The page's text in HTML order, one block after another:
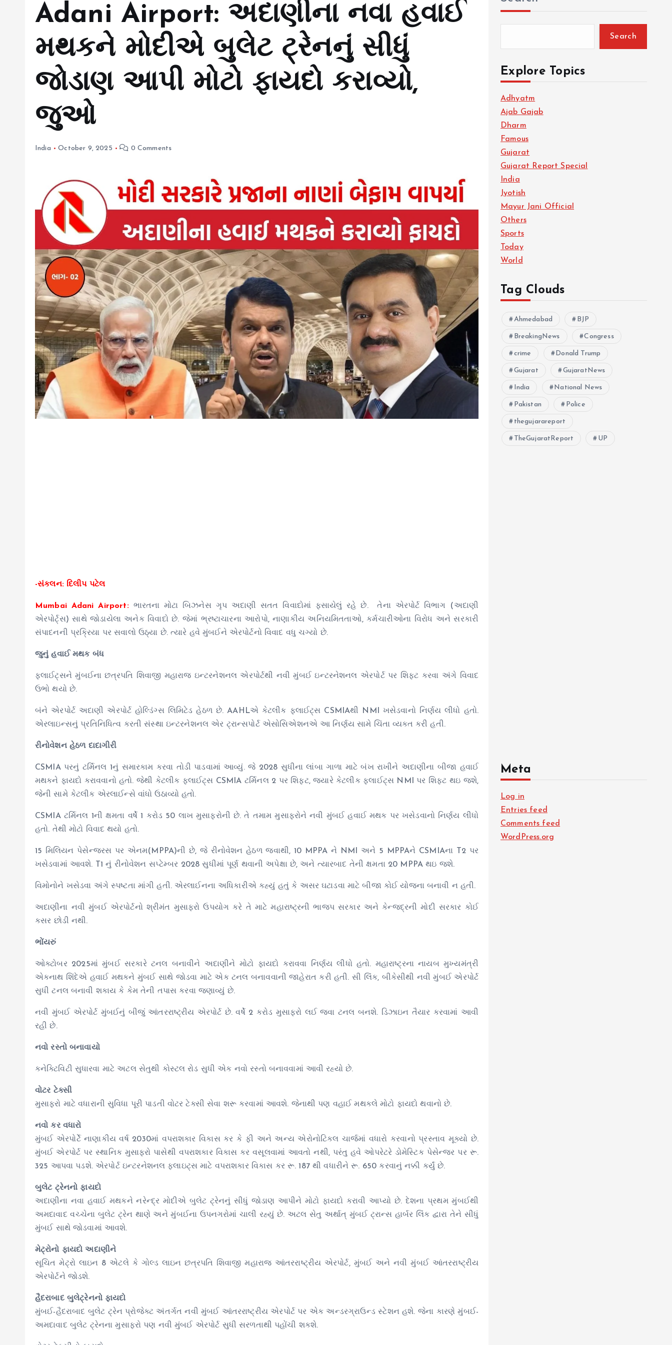
Adani Airport: અદાણીના નવા હવાઈ
મથકને મોદીએ બુલેટ ટ્રેનનું સીધું
જોડાણ આપી મોટો ફાયદો કરાવ્યો,
જુઓ
India October 9, 2025 0 Comments
-સંકલન: દિલીપ પટેલ
Mumbai Adani Airport: ભારતના મોટા બિઝનેસ ગૃપ અદાણી સતત વિવાદોમાં ફસાયેલું રહે છે. તેના એરપોર્ટ વિભાગ (અદાણી
એરપોર્ટ્સ) સાથે જોડાયેલા અનેક વિવાદો છે. જેમાં ભ્રષ્ટાચારના આરોપો, નાણાકીય અનિયમિતતાઓ, કર્મચારીઓના વિરોધ અને સરકારી
સંપાદનની પ્રક્રિયા પર સવાલો ઉઠ્યા છે. ત્યારે હવે મુંબઈને એરપોર્ટનો વિવાદ વધુ ચગ્યો છે.
જુનું હવાઈ મથક બંધ
ફ્લાઈટ્સને મુંબઈના છત્રપતિ શિવાજી મહારાજ ઇન્ટરનેશનલ એરપોર્ટથી નવી મુંબઈ ઇન્ટરનેશનલ એરપોર્ટ પર શિફ્ટ કરવા અંગે વિવાદ
ઉભો થયો છે.
બંને એરપોર્ટ અદાણી એરપોર્ટ હોલ્ડિંગ્સ લિમિટેડ હેઠળ છે. AAHLએ કેટલીક ફ્લાઈટ્સ CSMIAથી NMI ખસેડવાનો નિર્ણય લીધો હતો.
એરલાઇન્સનું પ્રતિનિધિત્વ કરતી સંસ્થા ઇન્ટરનેશનલ એર ટ્રાન્સપોર્ટ એસોસિએશનએ આ નિર્ણય સામે ચિંતા વ્યક્ત કરી હતી.
રીનોવેશન હેઠળ દાદાગીરી
CSMIA પરનું ટર્મિનલ 1નું સમારકામ કરવા તોડી પાડવામાં આવ્યું. જે 2028 સુધીના લાંબા ગાળા માટે બંખ રાખીને અદાણીના બીજા હવાઈ
મથકને ફાયદો કરાવવાનો હતો. જેથી કેટલીક ફ્લાઈટ્સ CSMIA ટર્મિનલ 2 પર શિફ્ટ, જ્યારે કેટલીક ફ્લાઈટ્સ NMI પર શિફ્ટ થઇ જશે,
જેની સામે કેટલીક એરલાઈન્સે વાંધો ઉઠાવ્યો હતો.
CSMIA ટર્મિનલ 1ની ક્ષમતા વર્ષે 1 કરોડ 50 લાખ મુસાફરોની છે. તે તમામ મુસાફરોને નવી મુંબઈ હવાઈ મથક પર ખસેડવાનો નિર્ણય લીધો
હતો. તેથી મોટો વિવાદ થયો હતો.
15 મિલિયન પેસેન્જરસ પર એનમ(MPPA)ની છે, જે રીનોવેશન હેઠળ જવાથી, 10 MPPA ને NMI અને 5 MPPAને CSMIAના T2 પર
ખસેડવામાં આવશે. T1 નું રીનોવેશન સપ્ટેમ્બર 2028 સુધીમાં પૂર્ણ થવાની અપેક્ષા છે, અને ત્યારબાદ તેની ક્ષમતા 20 MPPA થઇ જશે.
વિમોનોને ખસેડવા અંગે સ્પષ્ટતા માંગી હતી. એરલાઈનના અધિકારીએ કહ્યું હતું કે અસર ઘટાડવા માટે બીજા કોઈ યોજના બનાવી ન હતી.
અદાણીના નવી મુંબઈ એરપોર્ટનો શ્રીમંત મુસાફરો ઉપયોગ કરે તે માટે મહારાષ્ટ્રની ભાજપ સરકાર અને કેન્જદ્રની મોદી સરકાર કોઈ
કસર છોડી નથી.
ભોંયરું
ઓક્ટોબર 2025માં મુંબઈ સરકારે ટનલ બનાવીને અદાણીને મોટો ફાયદો કરાવવા નિર્ણય લીધો હતો. મહારાષ્ટ્રના નાયબ મુખ્યમંત્રી
એકનાથ શિંદેએ હવાઈ મથકને મુંબઈ સાથે જોડવા માટે એક ટનલ બનાવવાની જાહેરાત કરી હતી. સી લિંક, બીકેસીથી નવી મુંબઈ એરપોર્ટ
સુધી ટનલ બનાવી શકાય કે કેમ તેની તપાસ કરવા જણાવ્યું છે.
નવી મુંબઈ એરપોર્ટ મુંબઈનું બીજું આંતરરાષ્ટ્રીય એરપોર્ટ છે. વર્ષે 2 કરોડ મુસાફરો લઈ જવા ટનલ બનશે. ડિઝાઇન તૈયાર કરવામાં આવી
રહી છે.
નવો રસ્તો બનાવાયો
કનેક્ટિવિટી સુધારવા માટે અટલ સેતુથી કોસ્ટલ રોડ સુધી એક નવો રસ્તો બનાવવામાં આવી રહ્યો છે.
વોટર ટેક્સી
મુસાફરો માટે વધારાની સુવિધા પૂરી પાડતી વોટર ટેક્સી સેવા શરૂ કરવામાં આવશે. જેનાથી પણ વહાઈ મથકલે મોટો ફાયદો થવાનો છે.
નવો કર વધારો
મુંબઈ એરપોર્ટે નાણાકીય વર્ષ 2030માં વપરાશકાર વિકાસ કર કે ફી અને અન્ય એરોનોટિકલ ચાર્જમાં વધારો કરવાનો પ્રસ્તાવ મૂક્યો છે.
મુંબઈ એરપોર્ટ પર સ્થાનિક મુસાફરો પાસેથી વપરાશકાર વિકાસ કર વસૂલવામાં આવતો નથી, પરંતુ હવે ઓપરેટરે ડોમેસ્ટિક પેસેન્જર પર રૂ.
325 આપવા પડશે. એરપોર્ટ ઇન્ટરનેશનલ ફ્લાઇટ્સ માટે વપરાશકાર વિકાસ કર રૂ. 187 થી વધારીને રૂ. 650 કરવાનું નક્કી કર્યું છે.
બુલેટ ટ્રેનનો ફાયદો
અદાણીના નવા હવાઈ મથકને નરેન્દ્ર મોદીએ બુલેટ ટ્રેનનું સીધું જોડાણ આપીને મોટો ફાયદો કરાવી આપ્યો છે. દેશના પ્રથમ મુંબઈથી
અમદાવાદ વચ્ચેના બુલેટ ટ્રેન થાણે અને મુંબઈના ઉપનગરોમાં ચાલી રહ્યું છે. અટલ સેતુ અર્થાત્ મુંબઈ ટ્રાન્સ હાર્બર લિંક દ્વારા તેને સીધું
મુંબઈ સાથે જોડવામાં આવશે.
મેટ્રોનો ફાયદો અદાણીને
સૂચિત મેટ્રો લાઇન 8 એટલે કે ગોલ્ડ લાઇન છત્રપતિ શિવાજી મહારાજ આંતરરાષ્ટ્રીય એરપોર્ટ, મુંબઈ અને નવી મુંબઈ આંતરરાષ્ટ્રીય
એરપોર્ટને જોડશે.
હૈદરાબાદ બુલેટ્રેનનો ફાયદો
મુંબઈ-હૈદરાબાદ બુલેટ ટ્રેન પ્રોજેક્ટ અંતર્ગત નવી મુંબઈ આંતરરાષ્ટ્રીય એરપોર્ટ પર એક અન્ડરગ્રાઉન્ડ સ્ટેશન હશે. જેના કારણે મુંબઈ-
અમદાવાદ બુલેટ ટ્રેનના મુસાફરો પણ નવી મુંબઈ એરપોર્ટ સુધી સરળતાથી પહોંચી શકશે.
Search
Explore Topics
Adhyatm
Ajab Gajab
Dharm
Famous
Gujarat
Gujarat Report Special
India
Jyotish
Mayur Jani Official
Others
Sports
Today
World
Tag Clouds
Ahmedabad BJP
BreakingNews Congress
crime Donald Trump
Gujarat GujaratNews
India National News
Pakistan Police
thegujarareport
TheGujaratReport UP
Meta
Log in
Entries feed
Comments feed
WordPress.org